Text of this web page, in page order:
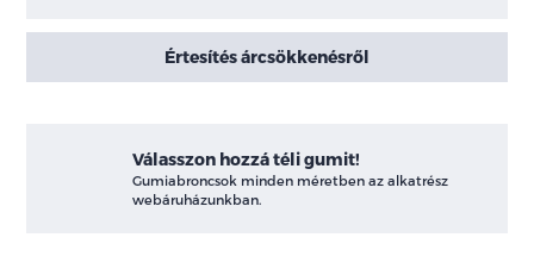
Értesítés árcsökkenésről
Válasszon hozzá téli gumit!
Gumiabroncsok minden méretben az alkatrész
webáruházunkban.